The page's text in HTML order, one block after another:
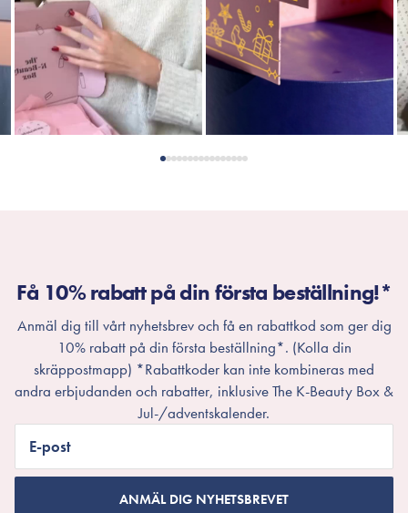
Få 10% rabatt på din första beställning!*
Anmäl dig till vårt nyhetsbrev och få en rabattkod som ger dig
10% rabatt på din första beställning*. (Kolla din
skräppostmapp) *Rabattkoder kan inte kombineras med
andra erbjudanden och rabatter, inklusive The K-Beauty Box &
Jul-/adventskalender.
E-post
ANMÄL DIG NYHETSBREVET